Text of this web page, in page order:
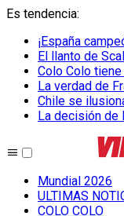
Es tendencia:
¡España
El llanto de
Colo Colo
La verdad de
Chile se
La decisión de
Mundial 2026
ULTIMAS
COLO COLO